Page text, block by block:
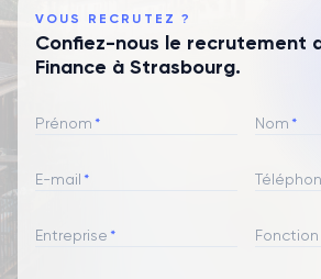
VOUS RECRUTEZ ?
Confiez-nous le recrutement
Finance à Strasbourg.
Prénom * Nom*
E-mail *
Entreprise * Fonction